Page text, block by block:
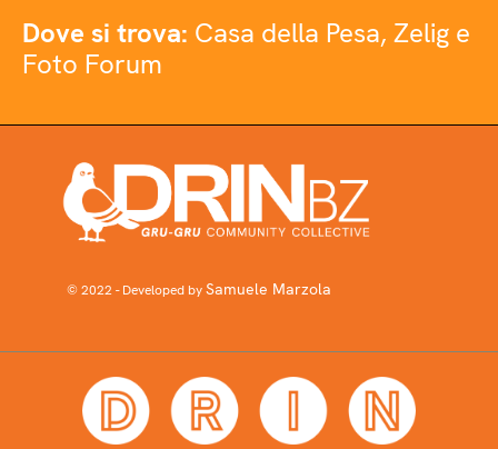
Dove si trova: Casa della Pesa, Zelig e
Foto Forum
© 2022 - Developed bySamuele Marzola